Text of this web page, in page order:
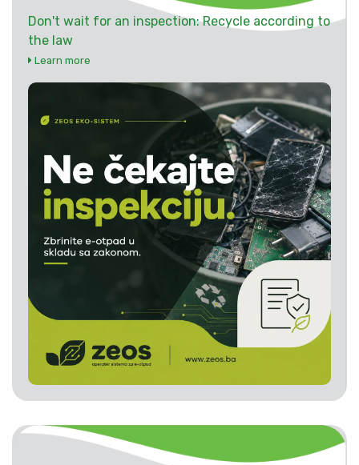
Don't wait for an inspection: Recycle according to
the law
Learn more